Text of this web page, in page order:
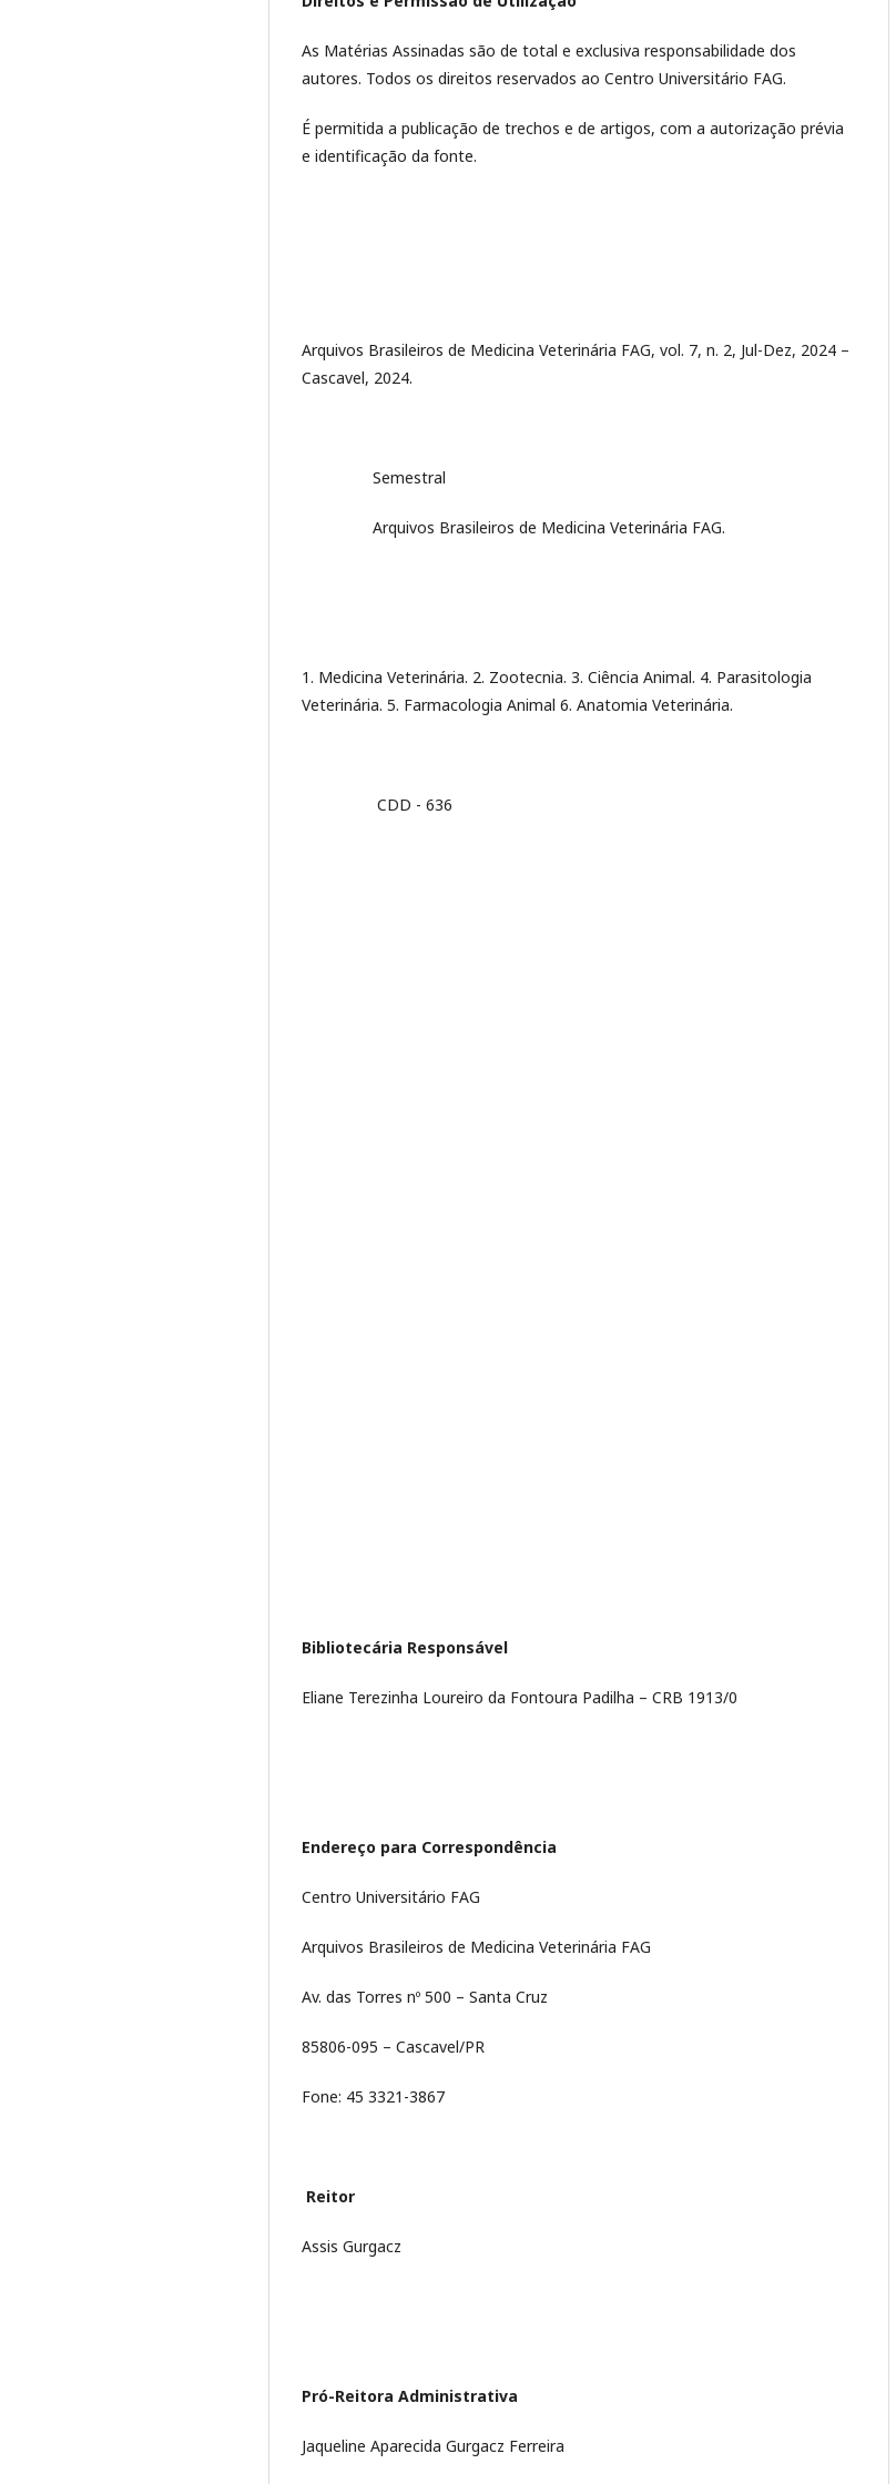
As Matérias Assinadas são de total e exclusiva responsabilidade dos
autores. Todos os direitos reservados ao Centro Universitário FAG.
É permitida a publicação de trechos e de artigos, com a autorização prévia
e identificação da fonte.
Arquivos Brasileiros de Medicina Veterinária FAG, vol. 7, n. 2, Jul-Dez, 2024 –
Cascavel, 2024.
Semestral
Arquivos Brasileiros de Medicina Veterinária FAG.
1. Medicina Veterinária. 2. Zootecnia. 3. Ciência Animal. 4. Parasitologia
Veterinária. 5. Farmacologia Animal 6. Anatomia Veterinária.
CDD - 636
Bibliotecária Responsável
Eliane Terezinha Loureiro da Fontoura Padilha – CRB 1913/0
Endereço para Correspondência
Centro Universitário FAG
Arquivos Brasileiros de Medicina Veterinária FAG
Av. das Torres nº 500 – Santa Cruz
85806-095 – Cascavel/PR
Fone: 45 3321-3867
Reitor
Assis Gurgacz
Pró-Reitora Administrativa
Jaqueline Aparecida Gurgacz Ferreira